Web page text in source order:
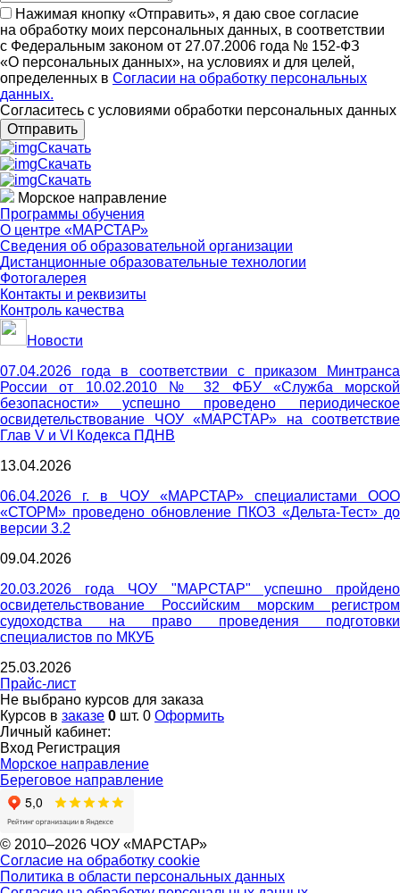
Нажимая кнопку «Отправить», я даю свое согласие
на обработку моих персональных данных, в соответствии
с Федеральным законом от 27.07.2006 года № 152-ФЗ
«О персональных данных», на условиях и для целей,
определенных в Согласии на обработку персональных
данных.
Согласитесь с условиями обработки персональных данных
Отправить
Скачать
Скачать
Скачать
Морское направление
Программы обучения
О центре «МАРСТАР»
Сведения об образовательной организации
Дистанционные образовательные технологии
Фотогалерея
Контакты и реквизиты
Контроль качества
Новости
07.04.2026 года в соответствии с приказом Минтранса
России от 10.02.2010 № 32 ФБУ «Служба морской
безопасности» успешно проведено периодическое
освидетельствование ЧОУ «МАРСТАР» на соответствие
Глав V и VI Кодекса ПДНВ
13.04.2026
06.04.2026 г. в ЧОУ «МАРСТАР» специалистами ООО
«СТОРМ» проведено обновление ПКОЗ «Дельта-Тест» до
версии 3.2
09.04.2026
20.03.2026 года ЧОУ "МАРСТАР" успешно пройдено
освидетельствование Российским морским регистром
судоходства на право проведения подготовки
специалистов по МКУБ
25.03.2026
Прайс-лист
Не выбрано курсов для заказа
Курсов в заказе 0 шт. 0 Оформить
Личный кабинет:
Вход Регистрация
Морское направление
Береговое направление
© 2010–2026 ЧОУ «МАРСТАР»
Согласие на обработку cookie
Политика в области персональных данных